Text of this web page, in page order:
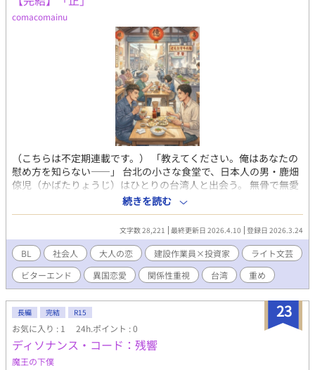
リメイク版というか、設定も登場人物も全然別物なんですけど、
ニュアンス的には似たような話です。
comacomainu
（こちらは不定期連載です。） 「教えてください。俺はあなたの
慰め方を知らない——」 台北の小さな食堂で、日本人の男・鹿畑
倞児（かばたりょうじ）はひとりの台湾人と出会う。 無骨で無愛
想、それでいてさりげなく手を差し伸べてくる男——黄志偉（ホ
ァン・ジーウェイ）。 言葉も文化も違うはずなのに、朝の食堂や
夜市で顔を合わせ、食事をともにするうちに、ふたりの距離は静
かに縮まっていく。 だが鹿畑は、拭いきれない喪失を抱えてい
た。 過去に、触れられないまま失った誰かの記憶。 黄はその代わ
りにはならない。 それでも、なぜか惹かれてしまう。 踏み込めば
壊れてしまいそうな距離と、名前をつけてしまうには曖昧過ぎる
関係。 それでも人は、もう一度誰かに手を伸ばしてしまう。 台北
の街に滲む、静かな余熱のような物語。
続きを読む
文字数 28,221 最終更新日 2026.4.10 登録日 2026.3.24
BL 社会人 大人の恋 建設作業員×投資家
ライト文芸
ビターエンド
異国恋愛 関係性重視 台湾 重め
23
長編 完結 R15
お気に入り : 1 24h.ポイント : 0
ディソナンス・コード：残響
魔王の下僕